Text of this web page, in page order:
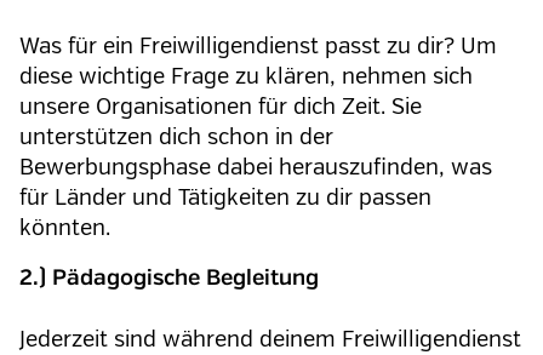
Was für ein Freiwilligendienst passt zu dir? Um
diese wichtige Frage zu klären, nehmen sich
unsere Organisationen für dich Zeit. Sie
unterstützen dich schon in der
Bewerbungsphase dabei herauszufinden, was
für Länder und Tätigkeiten zu dir passen
könnten.
2.) Pädagogische Begleitung
Jederzeit sind während deinem Freiwilligendienst